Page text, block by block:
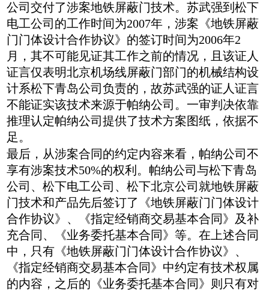
公司交付了涉案地铁屏蔽门技术。苏武强到松下
电工公司的工作时间为2007年，涉案《地铁屏蔽
门门体设计合作协议》的签订时间为2006年2
月，其不可能见证其工作之前的情况，且该证人
证言仅表明北京机场线屏蔽门部门的机械结构设
计系松下青岛公司负责的，故苏武强的证人证言
不能证实该技术来源于帕纳公司。一审判决依靠
推理认定帕纳公司提供了技术方案图纸，依据不
足。
最后，从涉案合同的约定内容来看，帕纳公司不
享有涉案技术50%的权利。帕纳公司与松下青岛
公司、松下电工公司、松下北京公司就地铁屏蔽
门技术和产品先后签订了《地铁屏蔽门门体设计
合作协议》、《指定经销商交易基本合同》及补
充合同、《业务委托基本合同》等。在上述合同
中，只有《地铁屏蔽门门体设计合作协议》、
《指定经销商交易基本合同》中约定有技术权属
的内容，之后的《业务委托基本合同》则只有对